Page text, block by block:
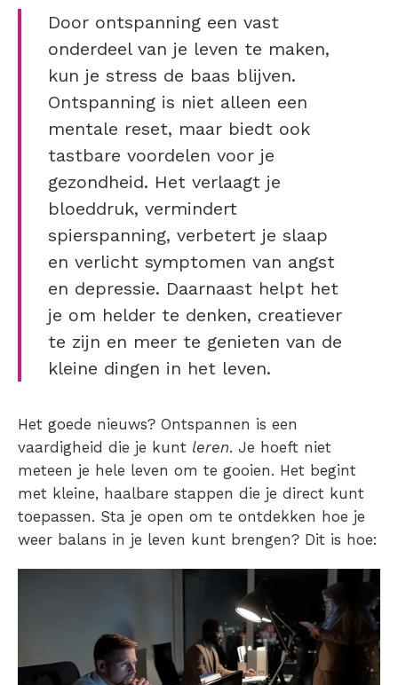
Door ontspanning een vast
onderdeel van je leven te maken,
kun je stress de baas blijven.
Ontspanning is niet alleen een
mentale reset, maar biedt ook
tastbare voordelen voor je
gezondheid. Het verlaagt je
bloeddruk, vermindert
spierspanning, verbetert je slaap
en verlicht symptomen van angst
en depressie. Daarnaast helpt het
je om helder te denken, creatiever
te zijn en meer te genieten van de
kleine dingen in het leven.
Het goede nieuws? Ontspannen is een
vaardigheid die je kunt leren. Je hoeft niet
meteen je hele leven om te gooien. Het begint
met kleine, haalbare stappen die je direct kunt
toepassen. Sta je open om te ontdekken hoe je
weer balans in je leven kunt brengen? Dit is hoe: